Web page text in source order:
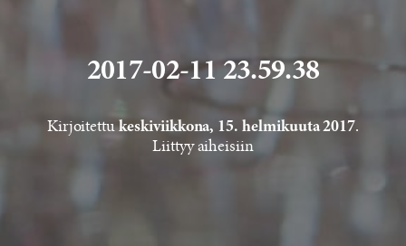
2017-02-11 23.59.38
Kirjoitettukeskiviikkona, 15. helmikuuta 2017.
Liittyy aiheisiin